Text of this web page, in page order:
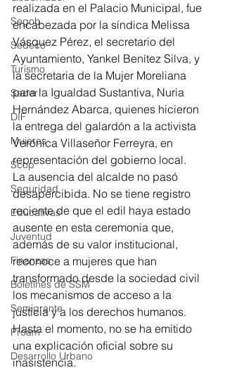
Segob
Sedeco
Turismo
Sader
DIF
Mujeres
Scop
Seguridad
Educativas
Juventud
Finanzas
Boletines de SSM
Semigrante
Proam
Desarrollo Urbano
realizada en el Palacio Municipal, fue
encabezada por la síndica Melissa
Vásquez Pérez, el secretario del
Ayuntamiento, Yankel Benítez Silva, y
la secretaria de la Mujer Moreliana
para la Igualdad Sustantiva, Nuria
Hernández Abarca, quienes hicieron
la entrega del galardón a la activista
Verónica Villaseñor Ferreyra, en
representación del gobierno local.
La ausencia del alcalde no pasó
desapercibida. No se tiene registro
reciente de que el edil haya estado
ausente en esta ceremonia que,
además de su valor institucional,
reconoce a mujeres que han
transformado desde la sociedad civil
los mecanismos de acceso a la
justicia y a los derechos humanos.
Hasta el momento, no se ha emitido
una explicación oficial sobre su
inasistencia.